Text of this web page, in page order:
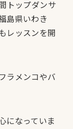
トップダンサ
島県いわき
レッスンを開
ラメンコやバ
になっていま